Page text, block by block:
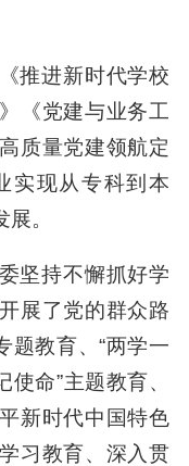
推进新时代学校
《党建与业务工
质量党建领航定
实现从专科到本
。
坚持不懈抓好学
展了党的群众路
题教育、“两学一
命”主题教育、
新时代中国特色
习教育、深入贯